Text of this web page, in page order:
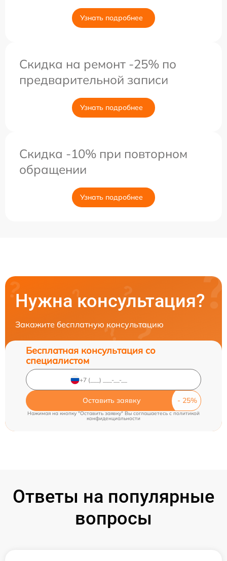
Узнать подробнее
Скидка на ремонт -25% по
предварительной записи
Узнать подробнее
Скидка -10% при повторном
обращении
Узнать подробнее
Нужна консультация?
Закажите бесплатную консультацию
Бесплатная консультация со
специалистом
Оставить заявку
Нажимая на кнопку "Оставить заявку" Вы соглашаетесь c политикой
конфиденциальности
Ответы на популярные
вопросы